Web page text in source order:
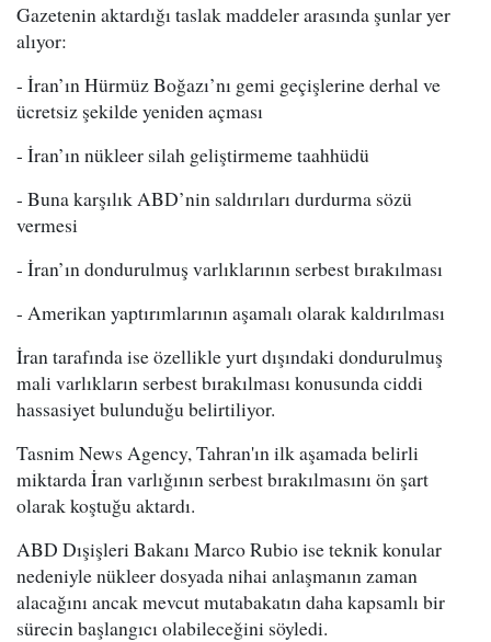
Gazetenin aktardığı taslak maddeler arasında şunlar yer
alıyor:
- İran’ın Hürmüz Boğazı’nı gemi geçişlerine derhal ve
ücretsiz şekilde yeniden açması
- İran’ın nükleer silah geliştirmeme taahhüdü
- Buna karşılık ABD’nin saldırıları durdurma sözü
vermesi
- İran’ın dondurulmuş varlıklarının serbest bırakılması
- Amerikan yaptırımlarının aşamalı olarak kaldırılması
İran tarafında ise özellikle yurt dışındaki dondurulmuş
mali varlıkların serbest bırakılması konusunda ciddi
hassasiyet bulunduğu belirtiliyor.
Tasnim News Agency, Tahran'ın ilk aşamada belirli
miktarda İran varlığının serbest bırakılmasını ön şart
olarak koştuğu aktardı.
ABD Dışişleri Bakanı Marco Rubio ise teknik konular
nedeniyle nükleer dosyada nihai anlaşmanın zaman
alacağını ancak mevcut mutabakatın daha kapsamlı bir
sürecin başlangıcı olabileceğini söyledi.